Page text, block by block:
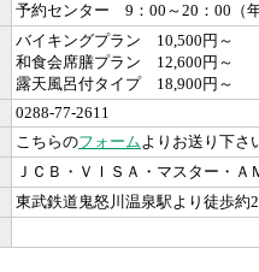
予約センター 9：00～20：00（
バイキングプラン 10,500円～
和食会席膳プラン 12,600円～
露天風呂付タイプ 18,900円～
0288-77-2611
こちらのフォームよりお送り下さ
ＪＣＢ・ＶＩＳＡ・マスター・
東武鉄道鬼怒川温泉駅より徒歩約